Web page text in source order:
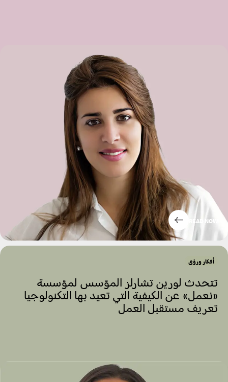
READ NOW
أفكار ورؤى
تتحدث لورين تشارلز المؤسس لمؤسسة
«نعمل» عن الكيفية التي تعيد بها التكنولوجيا
تعريف مستقبل العمل